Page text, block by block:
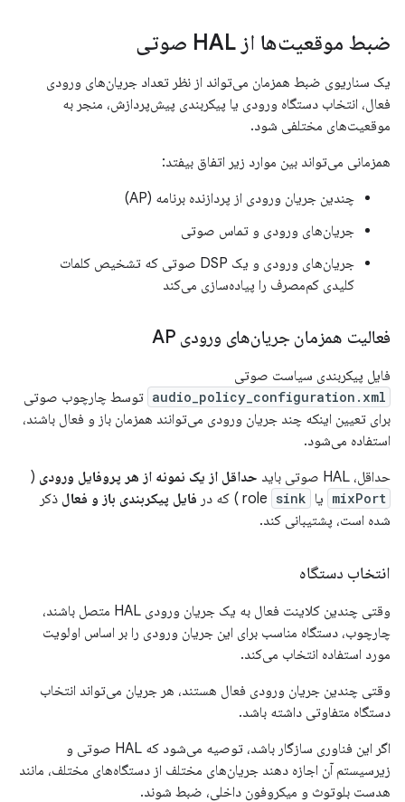
ضبط موقعیت‌ها از HAL صوتی
یک سناریوی ضبط همزمان می‌تواند از نظر تعداد جریان‌های ورودی
فعال، انتخاب دستگاه ورودی یا پیکربندی پیش‌پردازش، منجر به
موقعیت‌های مختلفی شود.
همزمانی می‌تواند بین موارد زیر اتفاق بیفتد:
چندین جریان ورودی از پردازنده برنامه (AP)
جریان‌های ورودی و تماس صوتی
جریان‌های ورودی و یک DSP صوتی که تشخیص کلمات
کلیدی کم‌مصرف را پیاده‌سازی می‌کند
فعالیت همزمان جریان‌های ورودی AP
فایل پیکربندی سیاست صوتی
audio_policy_configuration.xml توسط چارچوب صوتی
برای تعیین اینکه چند جریان ورودی می‌توانند همزمان باز و فعال باشند،
استفاده می‌شود.
حداقل، HAL صوتی باید
حداقل از یک نمونه از هر پروفایل ورودی (
mixPort یا role sink ) که در فایل پیکربندی باز و فعال ذکر
شده است، پشتیبانی کند.
انتخاب دستگاه
وقتی چندین کلاینت فعال به یک جریان ورودی HAL متصل باشند،
چارچوب، دستگاه مناسب برای این جریان ورودی را بر اساس اولویت
مورد استفاده انتخاب می‌کند.
وقتی چندین جریان ورودی فعال هستند، هر جریان می‌تواند انتخاب
دستگاه متفاوتی داشته باشد.
اگر این فناوری سازگار باشد، توصیه می‌شود که HAL صوتی و
زیرسیستم آن اجازه دهند جریان‌های مختلف از دستگاه‌های مختلف، مانند
هدست بلوتوث و میکروفون داخلی، ضبط شوند.